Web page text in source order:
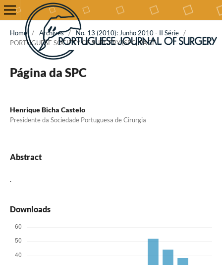
Home / Archives / No. 13 (2010): Junho 2010 - II Série /
PORTUGUESE SOCIETY OF SURGERY (SPC) PAGE
Página da SPC
Henrique Bicha Castelo
Presidente da Sociedade Portuguesa de Cirurgia
Abstract
.
Downloads